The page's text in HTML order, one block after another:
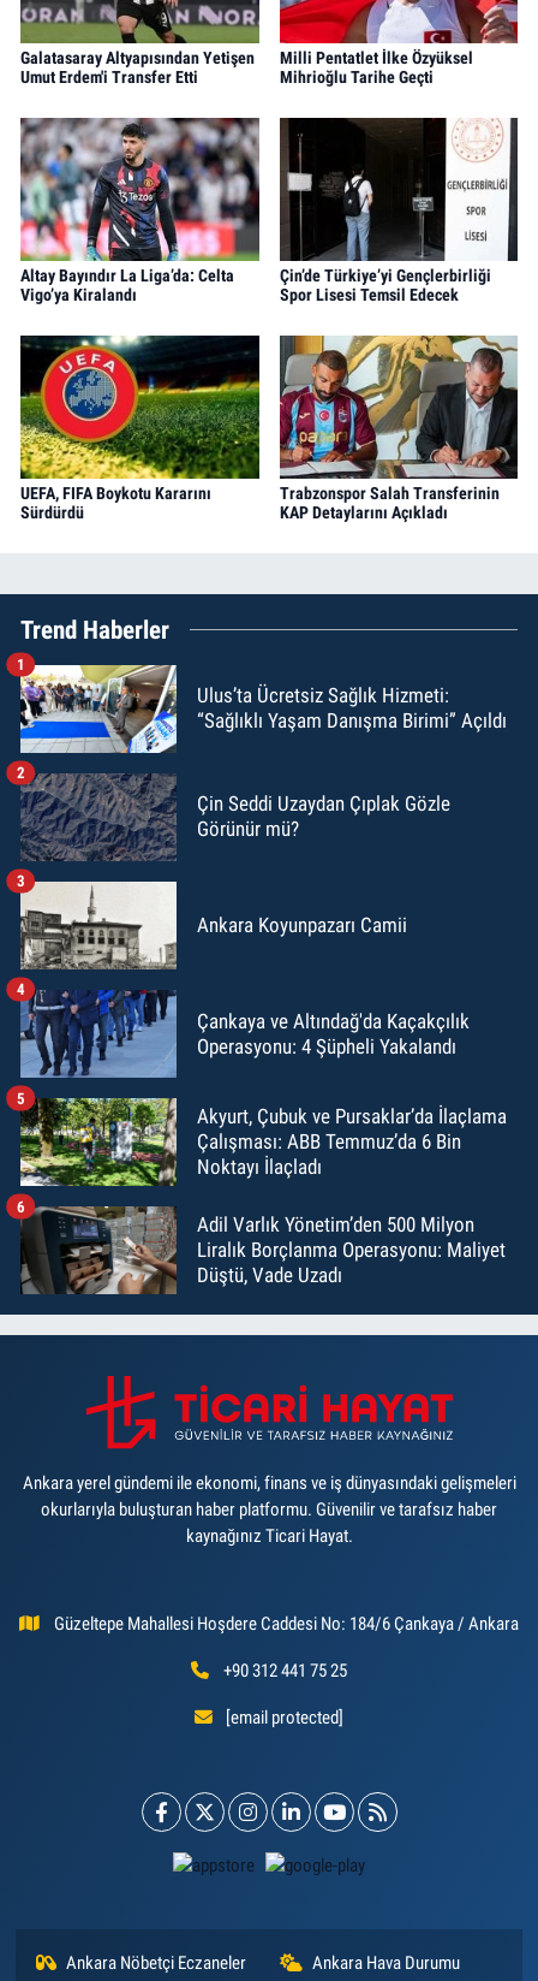
Galatasaray Altyapısından Yetişen
Umut Erdem'i Transfer Etti
Milli Pentatlet İlke Özyüksel
Mihrioğlu Tarihe Geçti
Altay Bayındır La Liga’da: Celta
Vigo’ya Kiralandı
Çin’de Türkiye’yi Gençlerbirliği
Spor Lisesi Temsil Edecek
UEFA, FIFA Boykotu Kararını
Sürdürdü
Trabzonspor Salah Transferinin
KAP Detaylarını Açıkladı
Trend Haberler
Ulus’ta Ücretsiz Sağlık Hizmeti:
“Sağlıklı Yaşam Danışma Birimi” Açıldı
1
Çin Seddi Uzaydan Çıplak Gözle
Görünür mü?
2
Ankara Koyunpazarı Camii
3
Çankaya ve Altındağ'da Kaçakçılık
Operasyonu: 4 Şüpheli Yakalandı
4
Akyurt, Çubuk ve Pursaklar’da İlaçlama
Çalışması: ABB Temmuz’da 6 Bin
Noktayı İlaçladı
5
Adil Varlık Yönetim’den 500 Milyon
Liralık Borçlanma Operasyonu: Maliyet
Düştü, Vade Uzadı
6
Ankara yerel gündemi ile ekonomi, finans ve iş dünyasındaki gelişmeleri
okurlarıyla buluşturan haber platformu. Güvenilir ve tarafsız haber
kaynağınız Ticari Hayat.
Güzeltepe Mahallesi Hoşdere Caddesi No: 184/6 Çankaya / Ankara
+90 312 441 75 25
[email protected]
Ankara Nöbetçi Eczaneler Ankara Hava Durumu